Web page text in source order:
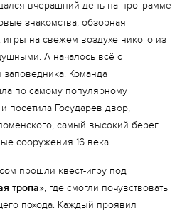
вчерашний день на программе
знакомства, обзорная
игры на свежем воздухе никого из
А началось всё с
заповедника. Команда
по самому популярному
посетила Государев двор,
самый высокий берег
сооружения 16 века.
прошли квест-игру под
тропа», где смогли почувствовать
похода. Каждый проявил